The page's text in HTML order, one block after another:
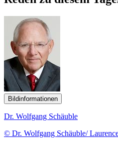
Bildinformationen
Dr. Wolfgang Schäuble
© Dr. Wolfgang Schäuble/